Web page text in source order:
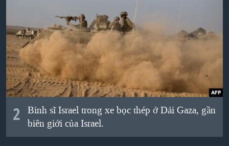
QUAN HỆ VIỆT MỸ
2
Binh sĩ Israel trong xe bọc thép ở Dải Gaza, gần
biên giới của Israel.